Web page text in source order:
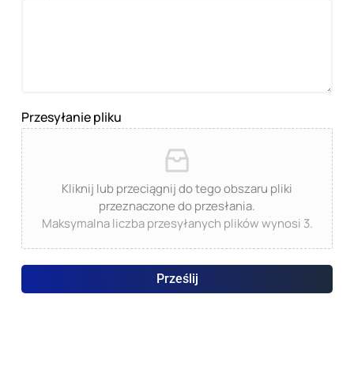
Przesyłanie pliku
Kliknij lub przeciągnij do tego obszaru pliki
przeznaczone do przesłania.
Maksymalna liczba przesyłanych plików wynosi 3.
Prześlij